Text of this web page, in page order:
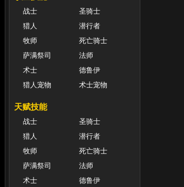
战士
圣骑士
猎人
潜行者
牧师
死亡骑士
萨满祭司
法师
术士
德鲁伊
猎人宠物
术士宠物
天赋技能
战士
圣骑士
猎人
潜行者
牧师
死亡骑士
萨满祭司
法师
术士
德鲁伊